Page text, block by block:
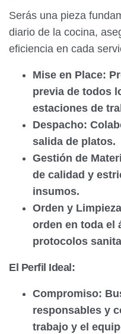
Serás una pieza
diario de la cocina,
eficiencia en cada
Mise en Place:
previa de todos
estaciones de
Despacho:
salida de platos.
Gestión de
de calidad y
insumos.
Orden y
orden en toda el
protocolos
El Perfil Ideal:
Compromiso:
responsables y
trabajo y el